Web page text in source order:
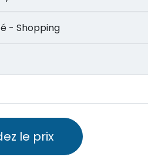
- Shopping
le prix